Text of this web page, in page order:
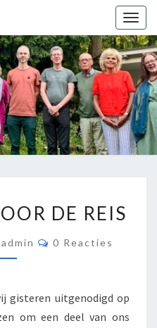
LUX
Kamerkoor
Onder
Leiding
Van
Angeliki
Ploka
VOOR
DE REIS
Reacties
0 Reacties
gisteren uitgenodigd op
om een deel van ons